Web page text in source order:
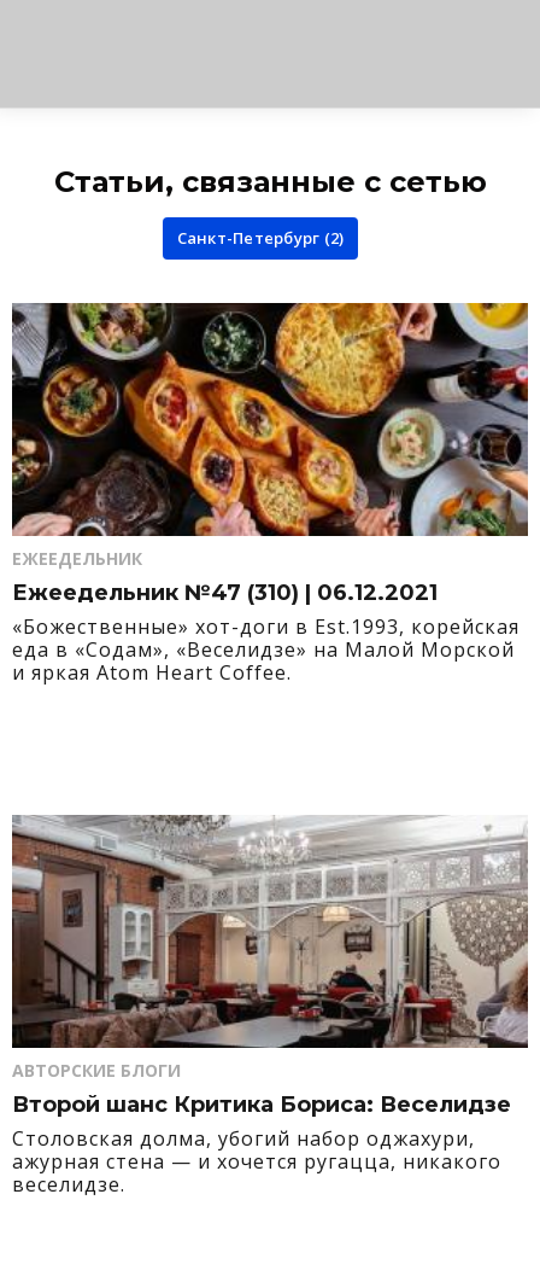
Статьи, связанные с сетью
Санкт-Петербург (2)
ЕЖЕЕДЕЛЬНИК
Ежеедельник №47 (310) | 06.12.2021
«Божественные» хот-доги в Est.1993, корейская
еда в «Содам», «Веселидзе» на Малой Морской
и яркая Atom Heart Coffee.
АВТОРСКИЕ БЛОГИ
Второй шанс Критика Бориса: Веселидзе
Столовская долма, убогий набор оджахури,
ажурная стена — и хочется ругацца, никакого
веселидзе.